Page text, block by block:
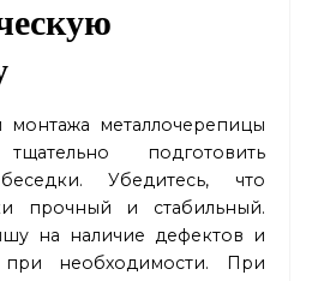
монтажа металлочерепицы
подготовить
Убедитесь, что
прочный и стабильный.
на наличие дефектов и
при необходимости. При